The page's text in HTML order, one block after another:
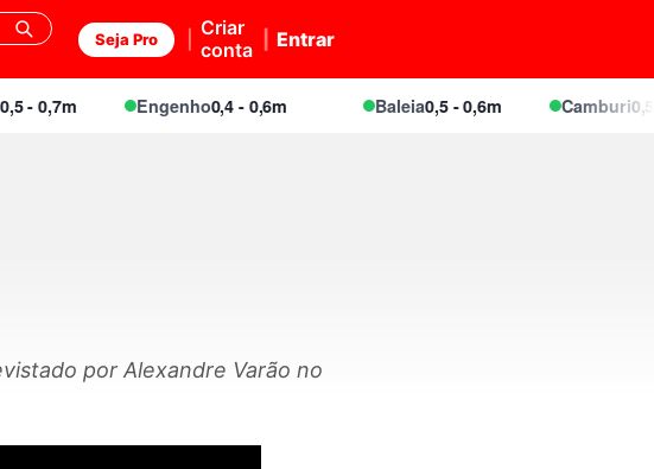
Seja Pro
Criar
conta
Entrar
0,7m Engenho0,4 - 0,6m Baleia0,5 - 0,6m Camburi0,5 -
por Alexandre Varão no